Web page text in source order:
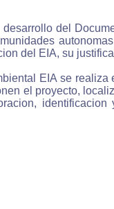
al sistema de
de internet.
del
del EIA, su
EIA se
el proyecto,